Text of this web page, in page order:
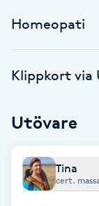
Diamantslipning
E
Extensions
Homeopati
Klippkort via
Utövare
Tina
cert.